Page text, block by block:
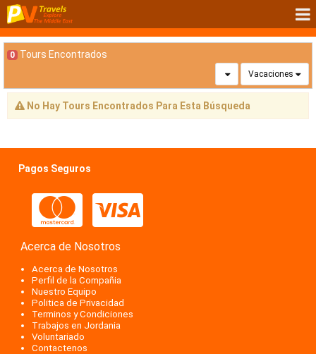
0 Tours Encontrados
Vacaciones
No Hay Tours Encontrados Para Esta Búsqueda
Pagos Seguros
Acerca de Nosotros
Acerca de Nosotros
Perfil de la Compañia
Nuestro Equipo
Politica de Privacidad
Terminos y Condiciones
Trabajos en Jordania
Voluntariado
Contactenos